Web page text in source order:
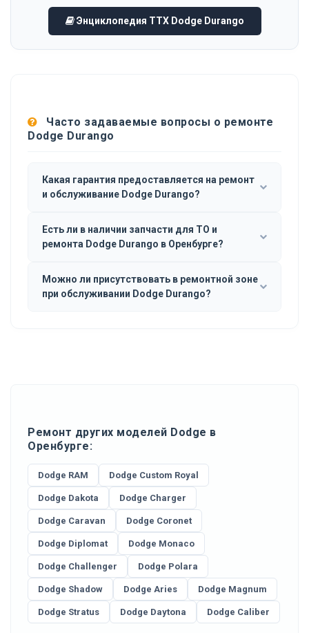
Энциклопедия ТТХ Dodge Durango
Часто задаваемые вопросы о ремонте
Dodge Durango
Какая гарантия предоставляется на ремонт
и обслуживание Dodge Durango?
Есть ли в наличии запчасти для ТО и
ремонта Dodge Durango в Оренбурге?
Можно ли присутствовать в ремонтной зоне
при обслуживании Dodge Durango?
Ремонт других моделей Dodge в
Оренбурге:
Dodge RAM Dodge Custom Royal
Dodge Dakota Dodge Charger
Dodge Caravan Dodge Coronet
Dodge Diplomat Dodge Monaco
Dodge Challenger Dodge Polara
Dodge Shadow Dodge Aries Dodge Magnum
Dodge Stratus Dodge Daytona Dodge Caliber